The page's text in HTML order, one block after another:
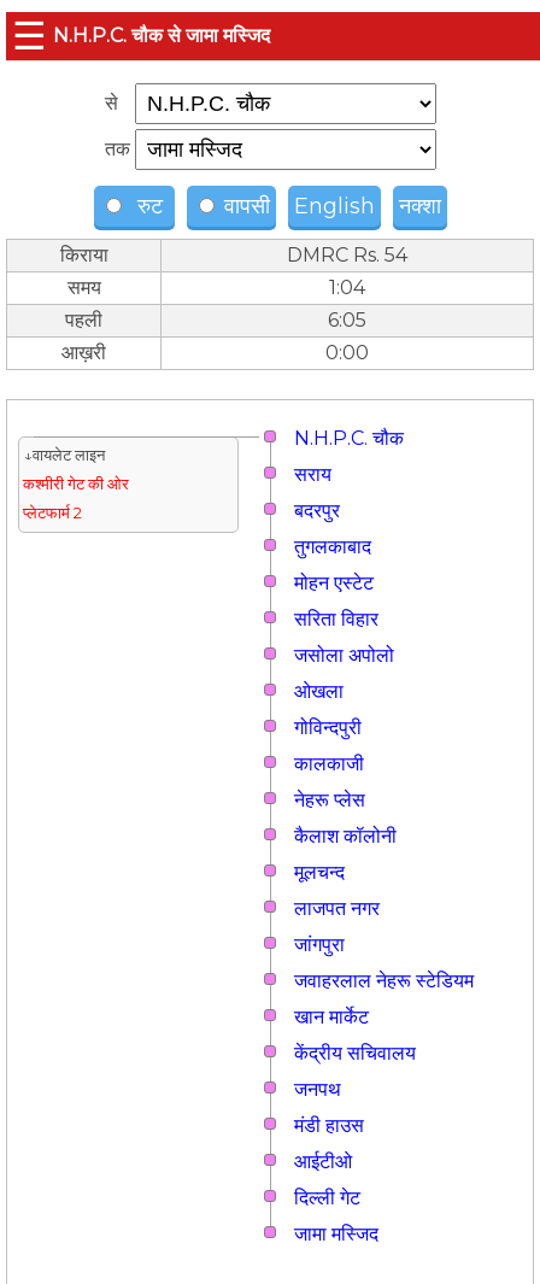
☰ N.H.P.C. चौक से जामा मस्जिद
से
तक
रुट वापसी English नक्शा
किराया
DMRC Rs. 54
समय
1:04
पहली
6:05
आख़री
0:00
N.H.P.C. चौक
↓वायलेट लाइन
कश्मीरी गेट की ओर
प्लेटफार्म 2
सराय
बदरपुर
तुगलकाबाद
मोहन एस्टेट
सरिता विहार
जसोला अपोलो
ओखला
गोविन्दपुरी
कालकाजी
नेहरू प्लेस
कैलाश कॉलोनी
मूलचन्द
लाजपत नगर
जांगपुरा
जवाहरलाल नेहरू स्टेडियम
खान मार्केट
केंद्रीय सचिवालय
जनपथ
मंडी हाउस
आईटीओ
दिल्ली गेट
जामा मस्जिद